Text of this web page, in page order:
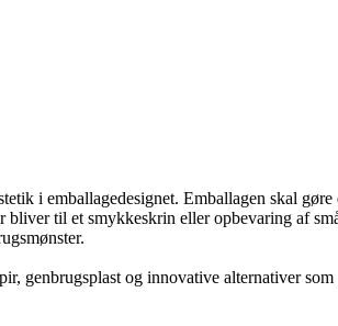
i emballagedesignet. Emballagen skal
til et smykkeskrin eller opbevaring af
genbrugsplast og innovative alternativer